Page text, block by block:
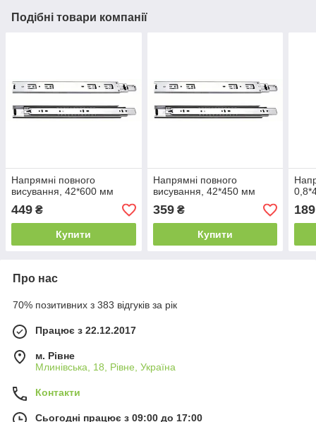
Подібні товари компанії
Напрямні повного
висування, 42*600 мм
449 ₴
Купити
Напрямні повного
висування, 42*450 мм
359₴
Купити
189
Про нас
70% позитивних з 383 відгуків за рік
Працює з 22.12.2017
м. Рівне
Млинівська, 18, Рівне, Україна
Контакти
Сьогодні працює з 09:00 до 17:00